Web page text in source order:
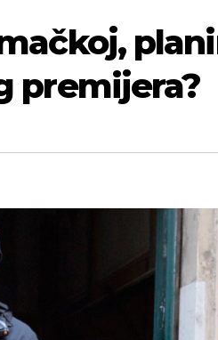
premijera?